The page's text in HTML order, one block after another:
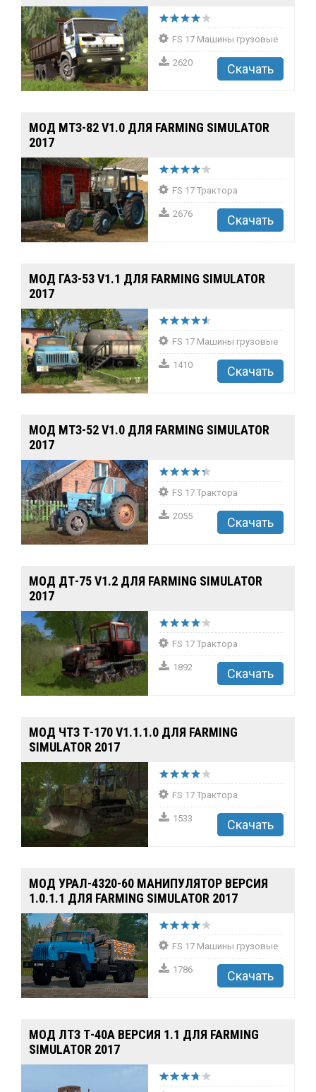
FS 17 Машины грузовые
2620 Скачать
МОД МТЗ-82 V1.0 ДЛЯ FARMING SIMULATOR
2017
FS 17 Трактора
2676 Скачать
МОД ГАЗ-53 V1.1 ДЛЯ FARMING SIMULATOR
2017
FS 17 Машины грузовые
1410 Скачать
МОД МТЗ-52 V1.0 ДЛЯ FARMING SIMULATOR
2017
FS 17 Трактора
2055 Скачать
МОД ДТ-75 V1.2 ДЛЯ FARMING SIMULATOR
2017
FS 17 Трактора
1892 Скачать
МОД ЧТЗ Т-170 V1.1.1.0 ДЛЯ FARMING
SIMULATOR 2017
FS 17 Трактора
1533 Скачать
МОД УРАЛ-4320-60 МАНИПУЛЯТОР ВЕРСИЯ
1.0.1.1 ДЛЯ FARMING SIMULATOR 2017
FS 17 Машины грузовые
1786 Скачать
МОД ЛТЗ Т-40А ВЕРСИЯ 1.1 ДЛЯ FARMING
SIMULATOR 2017